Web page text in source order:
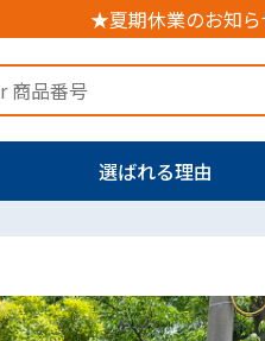
★夏期休業のお知
選ばれる理由